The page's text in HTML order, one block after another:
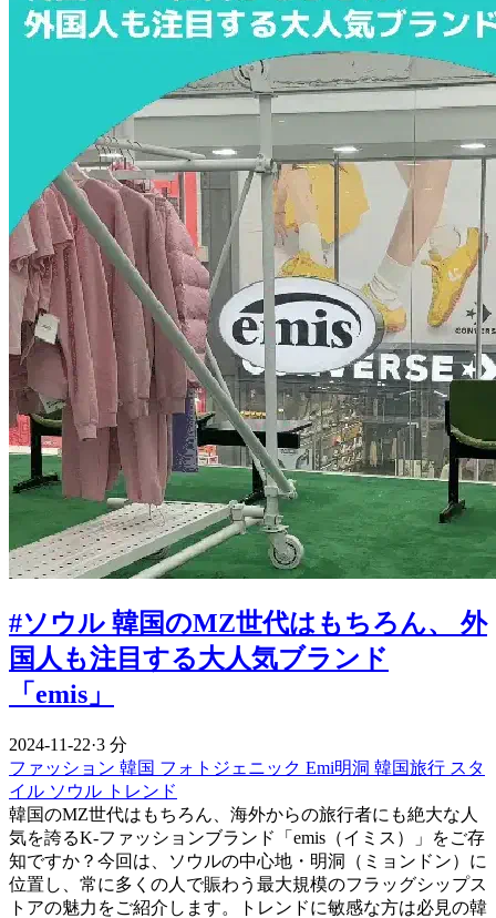
#ソウル 韓国のMZ世代はもちろん、 外
国人も注目する大人気ブランド
「emis」
2024-11-22·3 分
ファッション 韓国 フォトジェニック Emi明洞 韓国旅行 スタ
イル ソウル トレンド
韓国のMZ世代はもちろん、海外からの旅行者にも絶大な人
気を誇るK-ファッションブランド「emis（イミス）」をご存
知ですか？今回は、ソウルの中心地・明洞（ミョンドン）に
位置し、常に多くの人で賑わう最大規模のフラッグシップス
トアの魅力をご紹介します。トレンドに敏感な方は必見の韓